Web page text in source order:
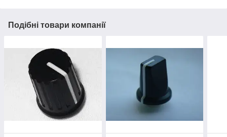
Подібні товари компанії